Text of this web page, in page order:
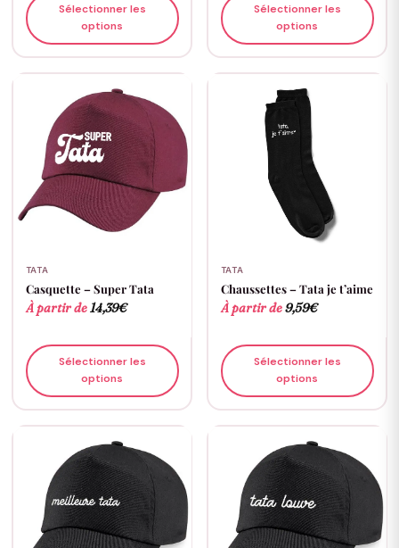
Sélectionner les
options
Sélectionner les
options
TATA
Casquette – Super Tata
À partir de 14,39€
Sélectionner les
options
TATA
Chaussettes – Tata je t’aime
À partir de9,59€
Sélectionner les
options